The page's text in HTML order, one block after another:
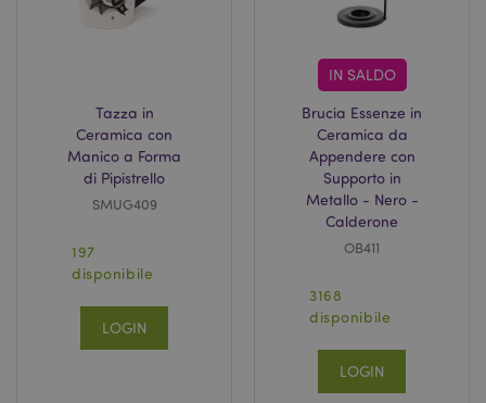
Tazza in
Ceramica con
Manico a Forma
di Pipistrello
SMUG409
197
disponibile
LOGIN
IN SALDO
Brucia Essenze in
Ceramica da
Appendere con
Supporto in
Metallo - Nero -
Calderone
OB411
3168
disponibile
LOGIN